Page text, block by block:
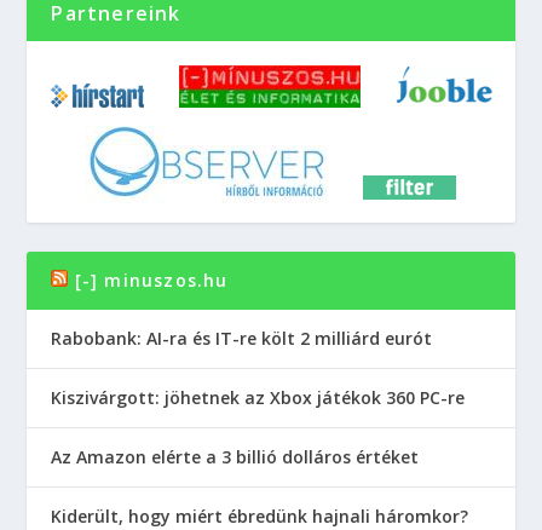
Partnereink
[-] minuszos.hu
Rabobank: AI-ra és IT-re költ 2 milliárd eurót
Kiszivárgott: jöhetnek az Xbox játékok 360 PC-re
Az Amazon elérte a 3 billió dolláros értéket
Kiderült, hogy miért ébredünk hajnali háromkor?